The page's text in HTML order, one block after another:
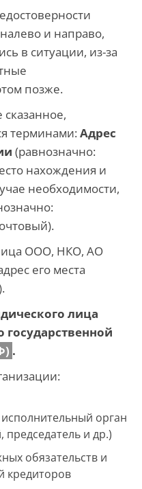
и направо,
в ситуации, из-за
позже.
терминами:Адрес
(равнозначно:
нахождения и
необходимости,
ООО, НКО, АО
его места
лица
государственной
.
орган
и др.)
обязательств и
кредиторов